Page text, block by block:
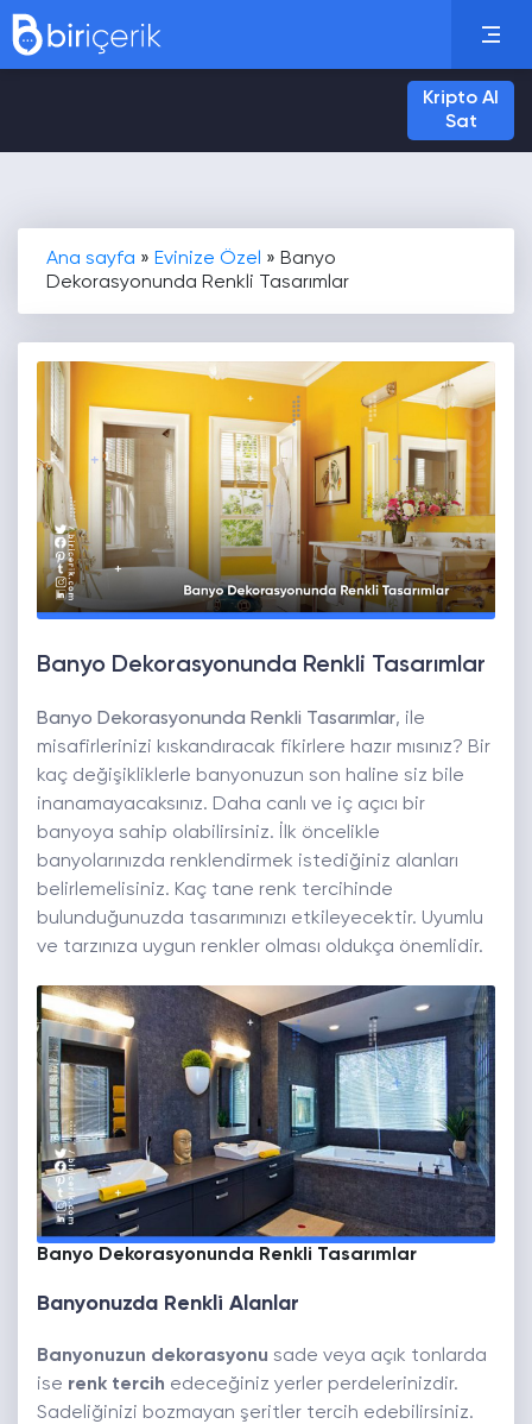
Kripto Al
Sat
Ana sayfa » Evinize Özel » Banyo
Dekorasyonunda Renkli Tasarımlar
Banyo Dekorasyonunda Renkli Tasarımlar
Banyo Dekorasyonunda Renkli Tasarımlar, ile
misafirlerinizi kıskandıracak fikirlere hazır mısınız? Bir
kaç değişikliklerle banyonuzun son haline siz bile
inanamayacaksınız. Daha canlı ve iç açıcı bir
banyoya sahip olabilirsiniz. İlk öncelikle
banyolarınızda renklendirmek istediğiniz alanları
belirlemelisiniz. Kaç tane renk tercihinde
bulunduğunuzda tasarımınızı etkileyecektir. Uyumlu
ve tarzınıza uygun renkler olması oldukça önemlidir.
Banyo Dekorasyonunda Renkli Tasarımlar
Banyonuzda Renkli Alanlar
Banyonuzun dekorasyonu sade veya açık tonlarda
ise renk tercih edeceğiniz yerler perdelerinizdir.
Sadeliğinizi bozmayan şeritler tercih edebilirsiniz.